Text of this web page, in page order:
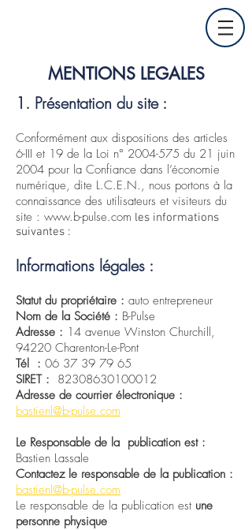
1. Présentation du site :
Conformément aux dispositions des articles
6-III et 19 de la Loi n° 2004-575 du 21 juin
2004 pour la Confiance dans l’économie
numérique, dite L.C.E.N., nous portons à la
connaissance des utilisateurs et visiteurs du
site : www.b-pulse.com les informations
suivantes :
Informations légales :
Statut du propriétaire : auto entrepreneur
Nom de la Société : B-Pulse
Adresse : 14 avenue Winston Churchill,
94220 Charenton-Le-Pont
Tél : 06 37 39 79 65
SIRET : 82308630100012
Adresse de courrier électronique :
bastienl@b-pulse.com
Le Responsable de la publication est :
Bastien Lassale
Contactez le responsable de la publication :
bastienl@b-pulse.com
Le responsable de la publication est une
personne physique
MENTIONS LEGALES